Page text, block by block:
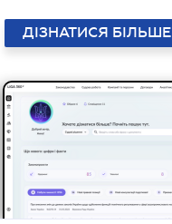
ДІЗНАТИСЯ БІЛЬШЕ